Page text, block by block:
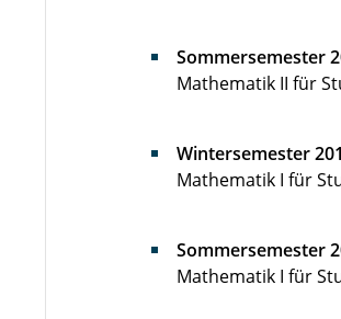
Sommersemester
Mathematik II für
Wintersemester
Mathematik I für
Sommersemester
Mathematik I für